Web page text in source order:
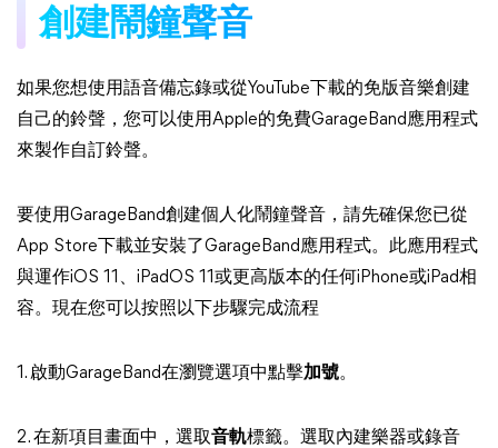
創建鬧鐘聲音
如果您想使用語音備忘錄或從YouTube下載的免版音樂創建
自己的鈴聲，您可以使用Apple的免費GarageBand應用程式
來製作自訂鈴聲。
要使用GarageBand創建個人化鬧鐘聲音，請先確保您已從
App Store下載並安裝了GarageBand應用程式。此應用程式
與運作iOS 11、iPadOS 11或更高版本的任何iPhone或iPad相
容。現在您可以按照以下步驟完成流程
1. 啟動GarageBand在瀏覽選項中點擊加號。
2. 在新項目畫面中，選取音軌標籤。選取內建樂器或錄音